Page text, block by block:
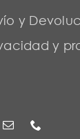
y
y